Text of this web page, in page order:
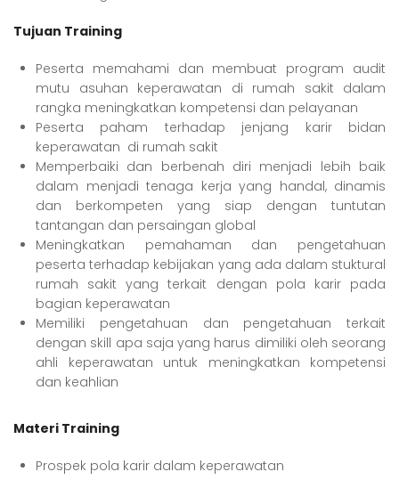
Tujuan Training
Peserta memahami dan membuat program audit
mutu asuhan keperawatan di rumah sakit dalam
rangka meningkatkan kompetensi dan pelayanan
Peserta paham terhadap jenjang karir bidan
keperawatan di rumah sakit
Memperbaiki dan berbenah diri menjadi lebih baik
dalam menjadi tenaga kerja yang handal, dinamis
dan berkompeten yang siap dengan tuntutan
tantangan dan persaingan global
Meningkatkan pemahaman dan pengetahuan
peserta terhadap kebijakan yang ada dalam stuktural
rumah sakit yang terkait dengan pola karir pada
bagian keperawatan
Memiliki pengetahuan dan pengetahuan terkait
dengan skill apa saja yang harus dimiliki oleh seorang
ahli keperawatan untuk meningkatkan kompetensi
dan keahlian
Materi Training
Prospek pola karir dalam keperawatan